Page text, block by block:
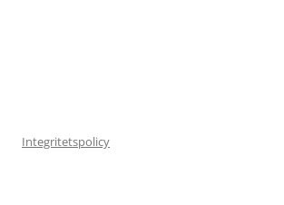
Integritetspolicy